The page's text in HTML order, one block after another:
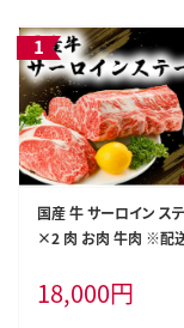
国産 牛 サーロイン ス
×2 肉 お肉 牛肉 ※配
18,000円